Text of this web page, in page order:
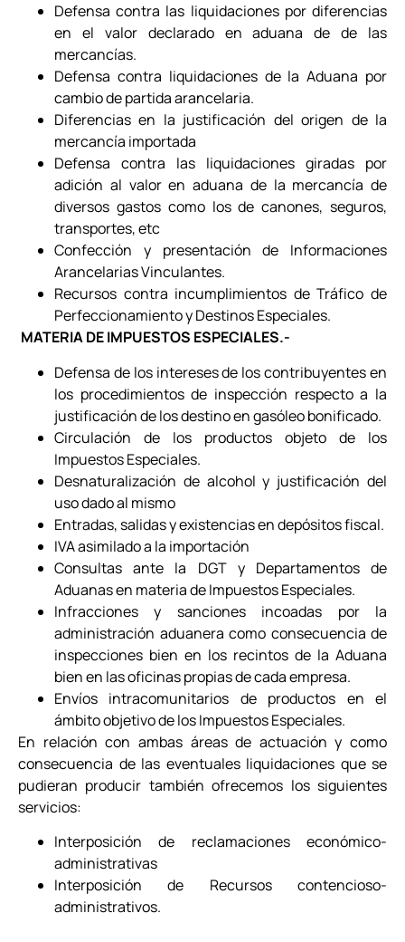
Defensa contra las liquidaciones por diferencias
en el valor declarado en aduana de de las
mercancías.
Defensa contra liquidaciones de la Aduana por
cambio de partida arancelaria.
Diferencias en la justificación del origen de la
mercancía importada
Defensa contra las liquidaciones giradas por
adición al valor en aduana de la mercancía de
diversos gastos como los de canones, seguros,
transportes, etc
Confección y presentación de Informaciones
Arancelarias Vinculantes.
Recursos contra incumplimientos de Tráfico de
Perfeccionamiento y Destinos Especiales.
MATERIA DE IMPUESTOS ESPECIALES.-
Defensa de los intereses de los contribuyentes en
los procedimientos de inspección respecto a la
justificación de los destino en gasóleo bonificado.
Circulación de los productos objeto de los
Impuestos Especiales.
Desnaturalización de alcohol y justificación del
uso dado al mismo
Entradas, salidas y existencias en depósitos fiscal.
IVA asimilado a la importación
Consultas ante la DGT y Departamentos de
Aduanas en materia de Impuestos Especiales.
Infracciones y sanciones incoadas por la
administración aduanera como consecuencia de
inspecciones bien en los recintos de la Aduana
bien en las oficinas propias de cada empresa.
Envíos intracomunitarios de productos en el
ámbito objetivo de los Impuestos Especiales.
En relación con ambas áreas de actuación y como
consecuencia de las eventuales liquidaciones que se
pudieran producir también ofrecemos los siguientes
servicios:
Interposición de reclamaciones económico-
administrativas
Interposición de Recursos contencioso-
administrativos.